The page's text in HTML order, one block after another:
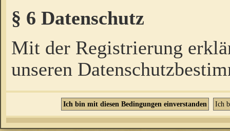
§ 6 Datenschutz
Mit der Registrierung
unseren